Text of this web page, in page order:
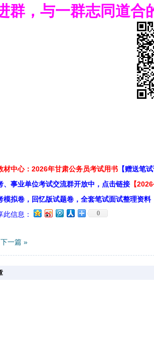
群，与一群志同道合
材中心：2026年甘肃公务员考试用书 【赠送笔
、事业单位考试交流群开放中，点击链接 【
模拟卷，回忆版试题卷，全套笔试面试整理资料
此信息：
0
下一篇 »